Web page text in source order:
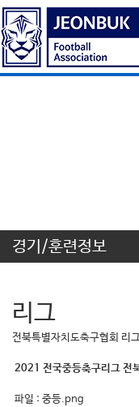
경기/훈련정보
리그
전북특별자치도축구협회 리
2021 전국중등축구리그 전
파일 : 중등.png